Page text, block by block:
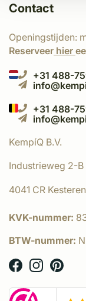
Contact
Openingstijden:
Reserveer hier
+31 488-
+31 488-
KempíQ B.V.
Industrieweg 2-B
4041 CR Kesteren
KVK-nummer:
BTW-nummer: